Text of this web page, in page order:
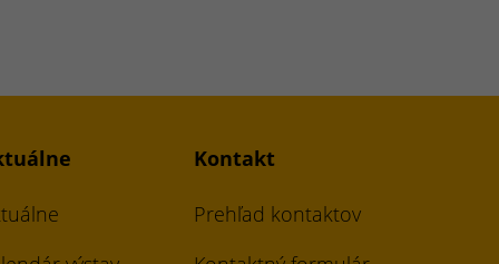
Kontakt
Prehľad kontaktov